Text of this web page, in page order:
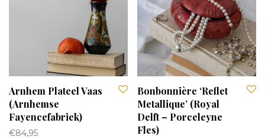
Arnhem Plateel Vaas
(Arnhemse
Fayencefabriek)
€84,95
Bonbonnière ‘Reflet
Metallique’ (Royal
Delft – Porceleyne
Fles)